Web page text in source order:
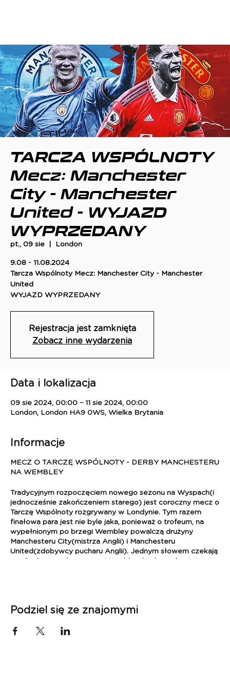
TARCZA WSPÓLNOTY
Mecz: Manchester
City - Manchester
United - WYJAZD
WYPRZEDANY
pt., 09 sie London
9.08 - 11.08.2024
Tarcza Wspólnoty Mecz: Manchester City - Manchester
United
WYJAZD WYPRZEDANY
Rejestracja jest zamknięta
Zobacz inne wydarzenia
Data i lokalizacja
09 sie 2024, 00:00 – 11 sie 2024, 00:00
London, London HA9 0WS, Wielka Brytania
Informacje
MECZ O TARCZĘ WSPÓLNOTY - DERBY MANCHESTERU
NA WEMBLEY
Tradycyjnym rozpoczęciem nowego sezonu na Wyspach(i
jednocześnie zakończeniem starego) jest coroczny mecz o
Tarczę Wspólnoty rozgrywany w Londynie. Tym razem
finałowa para jest nie byle jaka, ponieważ o trofeum, na
wypełnionym po brzegi Wembley powalczą drużyny
Manchesteru City(mistrza Anglii) i Manchesteru
United(zdobywcy pucharu Anglii). Jednym słowem czekają
nas Derby Manchesteru na Wembley; będące również
Mecz: Manchester City - Manchester United
Data: 9.08 - 11.08.2024(mecz - 10.08)
Podziel się ze znajomymi